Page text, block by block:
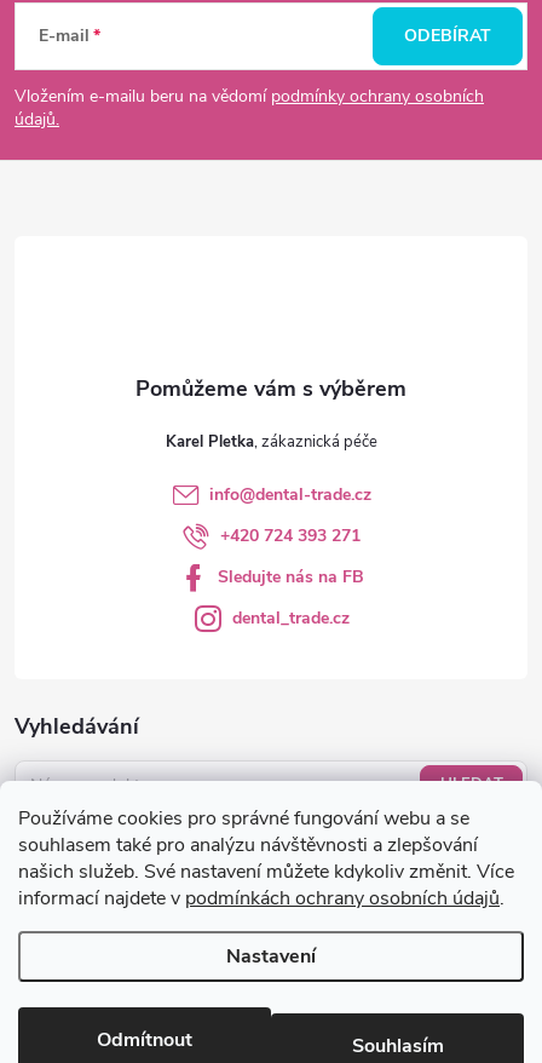
Používáme cookies pro správné fungování webu a se
souhlasem také pro analýzu návštěvnosti a zlepšování
našich služeb. Své nastavení můžete kdykoliv změnit. Více
informací najdete v podmínkách ochrany osobních údajů.
Nastavení
Odmítnout Souhlasím
p
a
E-mail
Vložením e-mailu beru na vědomí podmínky ochrany osobních
údajů.
ODEBÍRAT
Vyhledávání
HLEDAT
Nákupní košík
0KS /0 KČ
Karel Pletka
info@dental-trade.cz
+420 724 393 271
Sledujte nás na FB
dental_trade.cz
Copyright 2026dental-trade.cz. Všechna práva vyhrazena.Upravit
nastavení cookies